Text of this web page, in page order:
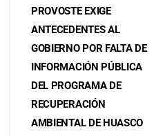
PROVOSTE EXIGE
ANTECEDENTES AL
GOBIERNO POR FALTA DE
INFORMACIÓN PÚBLICA
DEL PROGRAMA DE
RECUPERACIÓN
AMBIENTAL DE HUASCO